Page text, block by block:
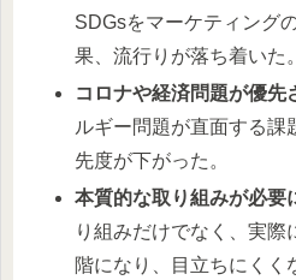
SDGsをマーケティング
果、流行りが落ち着いた。
コロナや経済問題が優先
ルギー問題が直面する課
先度が下がった。
本質的な取り組みが必要
り組みだけでなく、実際
階になり、目立ちにくく